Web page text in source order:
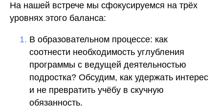
На нашей встрече мы сфокусируемся на трёх
уровнях этого баланса:
В образовательном процессе: как
соотнести необходимость углубления
программы с ведущей деятельностью
подростка? Обсудим, как удержать интерес
и не превратить учёбу в скучную
обязанность.